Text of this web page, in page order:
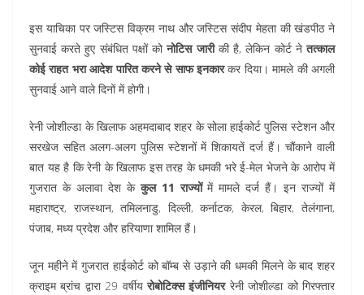
इस याचिका पर जस्टिस विक्रम नाथ और जस्टिस संदीप मेहता की खंडपीठ ने
सुनवाई करते हुए संबंधित पक्षों कोनोटिस जारीकी है, लेकिन कोर्ट नेतत्काल
कोई राहत भरा आदेश पारित करने से साफ इनकारकर दिया। मामले की अगली
सुनवाई आने वाले दिनों में होगी।
रेनी जोशील्डा के खिलाफ अहमदाबाद शहर के सोला हाईकोर्ट पुलिस स्टेशन और
सरखेज सहित अलग-अलग पुलिस स्टेशनों में शिकायतें दर्ज हैं। चौंकाने वाली
बात यह है कि रेनी के खिलाफ इस तरह के धमकी भरे ई-मेल भेजने के आरोप में
गुजरात के अलावा देश केकुल 11 राज्योंमें मामले दर्ज हैं। इन राज्यों में
महाराष्ट्र, राजस्थान, तमिलनाडु, दिल्ली, कर्नाटक, केरल, बिहार, तेलंगाना,
पंजाब, मध्य प्रदेश और हरियाणा शामिल हैं।
जून महीने में गुजरात हाईकोर्ट को बॉम्ब से उड़ाने की धमकी मिलने के बाद शहर
क्राइम ब्रांच द्वारा 29 वर्षीयरोबोटिक्स इंजीनियररेनी जोशील्डा को गिरफ्तार